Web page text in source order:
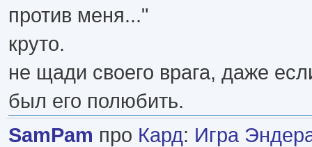
против меня..."
круто.
не щади своего врага, даже
был его полюбить.
SamPam про Кард: Игра